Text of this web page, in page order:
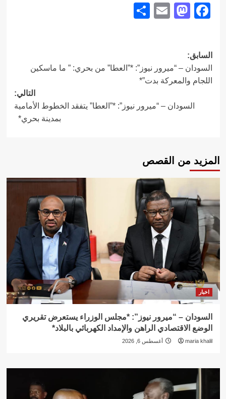
Facebook
Mastodon
Email
تصفّح
المقالات
السابق:
السودان – “ميرور نيوز”: *”العطا” من بحري: ” ما ماسكين
اللجام والمعركة بدت”*
التالي:
السودان – “ميرور نيوز”: *”العطا” يتفقد الخطوط الأمامية
بمدينة بحري*
المزيد من القصص
اخبار
السودان – “ميرور نيوز”: *مجلس الوزراء يستعرض تقريري
الوضع الاقتصادي الراهن والإمداد الكهربائي بالبلاد*
maria khalil أغسطس 6, 2026